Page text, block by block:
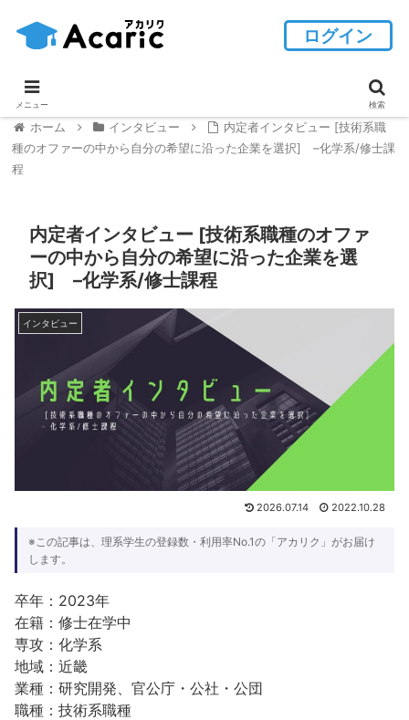
ホーム インタビュー
内定者インタビュー [技術系職
種のオファーの中から自分の希望に沿った企業を選択] –化学系/修士課
程
内定者インタビュー [技術系職種のオファ
ーの中から自分の希望に沿った企業を選
択] –化学系/修士課程
インタビュー
2026.07.14 2022.10.28
※この記事は、理系学生の登録数・利用率No.1の「アカリク」がお届け
します。
卒年：2023年
在籍：修士在学中
専攻：化学系
地域：近畿
業種：研究開発、官公庁・公社・公団
職種：技術系職種
ログイン
メニュー 検索